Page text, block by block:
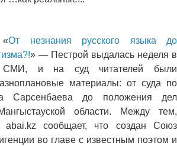
От незнания русского языка до
» — Пестрой выдалась неделя в
СМИ, и на суд читателей были
материалы: от суда по
Сарсенбаева до положения дел
области. Между тем,
abai.kz сообщает, что создан Союз
во главе с известным поэтом и